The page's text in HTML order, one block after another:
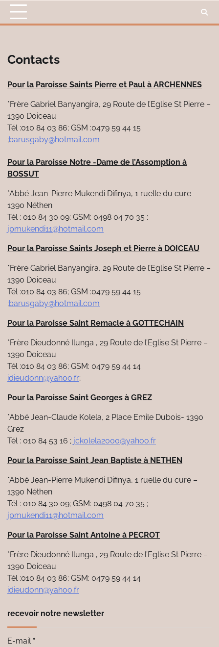
Skip
content
Contacts
Pour la Paroisse Saints Pierre et Paul à ARCHENNES
*Frère Gabriel Banyangira, 29 Route de l’Eglise St Pierre –
1390 Doiceau
Tél :010 84 03 86; GSM :0479 59 44 15
;barusgaby@hotmail.com
Pour la Paroisse Notre -Dame de l’Assomption à
BOSSUT
*Abbé Jean-Pierre Mukendi Difinya, 1 ruelle du cure –
1390 Néthen
Tél : 010 84 30 09; GSM: 0498 04 70 35 ;
jpmukendi11@hotmail.com
Pour la Paroisse Saints Joseph et Pierre à DOICEAU
*Frère Gabriel Banyangira, 29 Route de l’Eglise St Pierre –
1390 Doiceau
Tél :010 84 03 86; GSM :0479 59 44 15
;barusgaby@hotmail.com
Pour la Paroisse Saint Remacle à GOTTECHAIN
*Frère Dieudonné Ilunga , 29 Route de l’Eglise St Pierre –
1390 Doiceau
Tél :010 84 03 86; GSM: 0479 59 44 14
idieudonn@yahoo.fr;
Pour la Paroisse Saint Georges à GREZ
*Abbé Jean-Claude Kolela, 2 Place Emile Dubois- 1390
Grez
Tél : 010 84 53 16 ; jckolela2000@yahoo.fr
Pour la Paroisse Saint Jean Baptiste à NETHEN
*Abbé Jean-Pierre Mukendi Difinya, 1 ruelle du cure –
1390 Néthen
Tél : 010 84 30 09; GSM: 0498 04 70 35 ;
jpmukendi11@hotmail.com
Pour la Paroisse Saint Antoine à PECROT
*Frère Dieudonné Ilunga , 29 Route de l’Eglise St Pierre –
1390 Doiceau
Tél :010 84 03 86; GSM: 0479 59 44 14
idieudonn@yahoo.fr
recevoir notre newsletter
E-mail *